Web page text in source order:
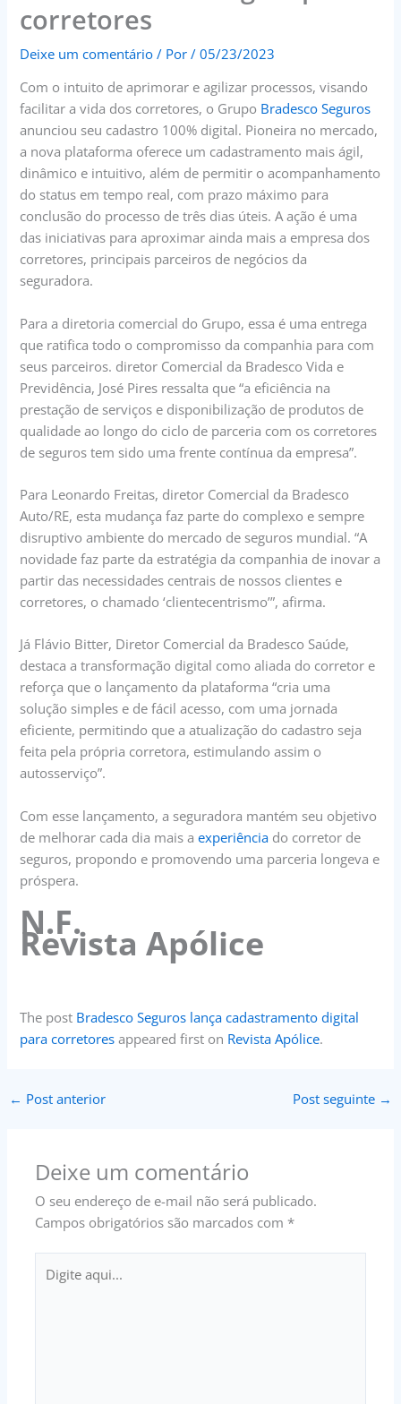
corretores
Deixe um comentário / Por/05/23/2023
Com o intuito de aprimorar e agilizar processos, visando
facilitar a vida dos corretores, o Grupo Bradesco Seguros
anunciou seu cadastro 100% digital. Pioneira no mercado,
a nova plataforma oferece um cadastramento mais ágil,
dinâmico e intuitivo, além de permitir o acompanhamento
do status em tempo real, com prazo máximo para
conclusão do processo de três dias úteis. A ação é uma
das iniciativas para aproximar ainda mais a empresa dos
corretores, principais parceiros de negócios da
seguradora.
Para a diretoria comercial do Grupo, essa é uma entrega
que ratifica todo o compromisso da companhia para com
seus parceiros. diretor Comercial da Bradesco Vida e
Previdência, José Pires ressalta que “a eficiência na
prestação de serviços e disponibilização de produtos de
qualidade ao longo do ciclo de parceria com os corretores
de seguros tem sido uma frente contínua da empresa”.
Para Leonardo Freitas, diretor Comercial da Bradesco
Auto/RE, esta mudança faz parte do complexo e sempre
disruptivo ambiente do mercado de seguros mundial. “A
novidade faz parte da estratégia da companhia de inovar a
partir das necessidades centrais de nossos clientes e
corretores, o chamado ‘clientecentrismo’”, afirma.
Já Flávio Bitter, Diretor Comercial da Bradesco Saúde,
destaca a transformação digital como aliada do corretor e
reforça que o lançamento da plataforma “cria uma
solução simples e de fácil acesso, com uma jornada
eficiente, permitindo que a atualização do cadastro seja
feita pela própria corretora, estimulando assim o
autosserviço”.
Com esse lançamento, a seguradora mantém seu objetivo
de melhorar cada dia mais aexperiência do corretor de
seguros, propondo e promovendo uma parceria longeva e
próspera.
N.F.
Revista Apólice
The post Bradesco Seguros lança cadastramento digital
para corretores appeared first on Revista Apólice.
← Post anterior Post seguinte →
Deixe um comentário
O seu endereço de e-mail não será publicado.
Campos obrigatórios são marcados com *
aqui...